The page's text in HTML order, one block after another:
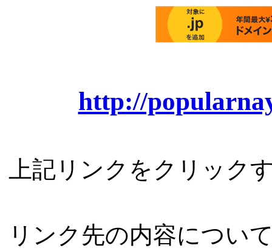
http://
上記リンクをクリック
リンク先の内容につい